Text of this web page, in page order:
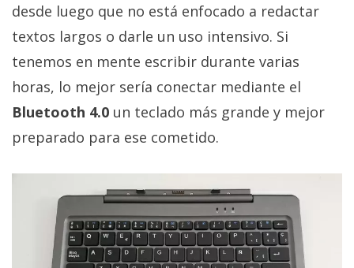
desde luego que no está enfocado a redactar
textos largos o darle un uso intensivo. Si
tenemos en mente escribir durante varias
horas, lo mejor sería conectar mediante el
Bluetooth 4.0 un teclado más grande y mejor
preparado para ese cometido.